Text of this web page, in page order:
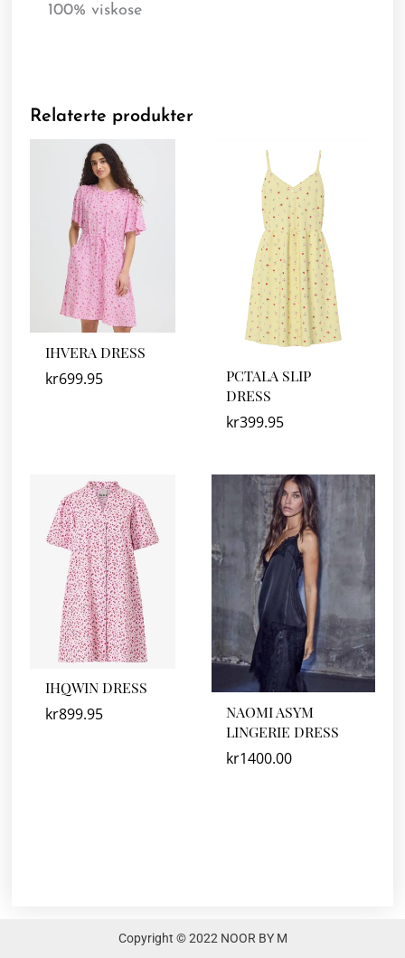
100% viskose
Relaterte produkter
IHVERA DRESS
kr699.95
PCTALA SLIP
DRESS
kr399.95
IHQWIN DRESS
kr899.95
NAOMI ASYM
LINGERIE DRESS
kr1400.00
Copyright © 2022 NOOR BY M